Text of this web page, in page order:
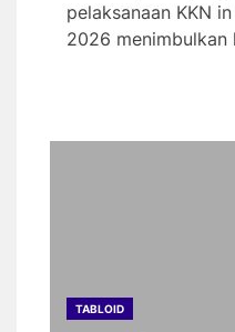
pelaksanaan KKN
2026 menimbulkan
TABLOID
TABLOID
TABLOID
TABLOID